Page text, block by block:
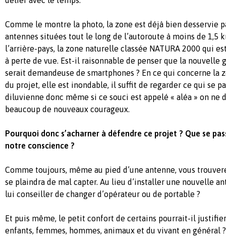
Comme le montre la photo, la zone est déjà bien desservie
antennes situées tout le long de l’autoroute à moins de 1,5
l’arrière-pays, la zone naturelle classée NATURA 2000 qui
à perte de vue. Est-il raisonnable de penser que la nouvelle
serait demandeuse de smartphones ? En ce qui concerne la
du projet, elle est inondable, il suffit de regarder ce qui se
diluvienne donc même si ce souci est appelé « aléa » on ne
beaucoup de nouveaux courageux.
Pourquoi donc s’acharner à défendre ce projet ? Que se
notre conscience ?
Comme toujours, même au pied d’une antenne, vous
se plaindra de mal capter. Au lieu d’installer une nouvelle
lui conseiller de changer d’opérateur ou de portable ?
Et puis même, le petit confort de certains pourrait-il
enfants, femmes, hommes, animaux et du vivant en général ?